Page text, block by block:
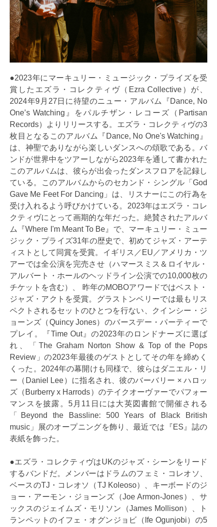
●2023年にマーキュリー・ミュージック・プライズを受
賞したエズラ・コレクティヴ（Ezra Collective）が、
2024年9月27日に待望のニュー・アルバム『Dance, No
One’s Watching』をパルチザン・レコーズ（Partisan
Records）よりリリースする。エズラ・コレクティヴの3
枚目となるこのアルバム『Dance, No One's Watching』
は、神聖でありながら楽しいダンスへの頌歌である。バ
ンドが世界中をツアーしながら2023年を通して書かれた
このアルバムは、彼らが出会ったダンスフロアを記録し
ている。このアルバムからのセカンド・シングル「God
Gave Me Feet For Dancing」は、リスナーにこの行為を
受け入れるよう呼びかけている。2023年はエズラ・コレ
クティヴにとって画期的な年だった。絶賛されたアルバ
ム『Where I'm Meant To Be』で、マーキュリー・ミュー
ジック・プライズ31年の歴史で、初めてジャズ・アーテ
ィストとして同賞を受賞。イギリス／EU／アメリカ・ツ
アーでは全公演を完売させ（ハマースミス＆ロイヤル・
アルバート・ホールのヘッドライン公演での10,000枚の
チケットを含む）、 昨年のMOBOアワードではベスト・
ジャズ・アクトを受賞。グラストンベリーでは最もリス
ペクトされるセットのひとつを行ない、クインシー・ジ
ョーンズ（Quincy Jones）のバースデー・パーティーで
プレイ。『Time Out』の2023年のロンドナーズに選ば
れ、「The Graham Norton Show & Top of the Pops
Review」の2023年最後のゲストとしてその年を締めく
くった。2024年の幕開けも同様で、彼らはダニエル・リ
ー（Daniel Lee）に指名され、彼のバーバリー × ハロッ
ズ（Burberry x Harrods）のテイクオーヴァーでパフォー
マンスを披露。5月11日には大英図書館で開催される
「Beyond the Bassline: 500 Years of Black British
music」展のオープニングを飾り、最近では『ES』誌の
表紙を飾った。
●エズラ・コレクティヴはUKのジャズ・シーンをリード
するバンドだ。メンバーはドラムのフェミ・コレオソ、
ベースのTJ・コレオソ（TJ Koleoso）、キーボードのジ
ョー・アーモン・ジョーンズ（Joe Armon-Jones）、サ
ックスのジェイムズ・モリソン（James Mollison）、ト
ランペットのイフェ・オグンジョビ（Ife Ogunjobi）の5